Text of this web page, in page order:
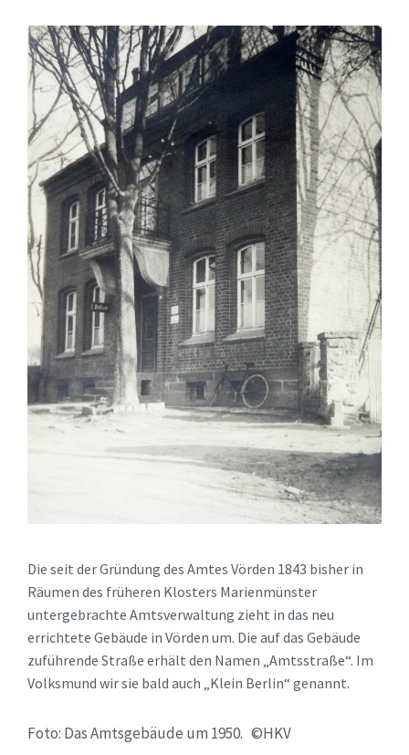
Die seit der Gründung des Amtes Vörden 1843 bisher in
Räumen des früheren Klosters Marienmünster
untergebrachte Amtsverwaltung zieht in das neu
errichtete Gebäude in Vörden um. Die auf das Gebäude
zuführende Straße erhält den Namen „Amtsstraße“. Im
Volksmund wir sie bald auch „Klein Berlin“ genannt.
Foto: Das Amtsgebäude um 1950. ©HKV